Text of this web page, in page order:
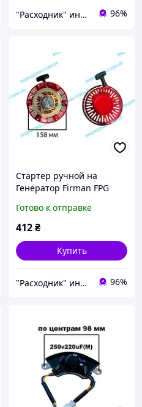
"Расходник" интернет магазин запчастей 96%
Стартер ручной на
Генератор Firman FPG
Готово к отправке
412₴
Купить
"Расходник" интернет магазин запчастей 96%